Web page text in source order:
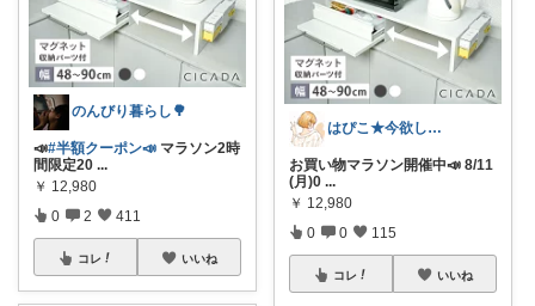
のんびり暮らし🌳
📣#半額クーポン📣 マラソン2時
間限定20 ...
￥ 12,980
0 2 411
コレ いいね
はぴこ★今欲しい厳選アイテム
お買い物マラソン開催中📣 8/11
(月)0 ...
￥ 12,980
0 0 115
コレ いいね